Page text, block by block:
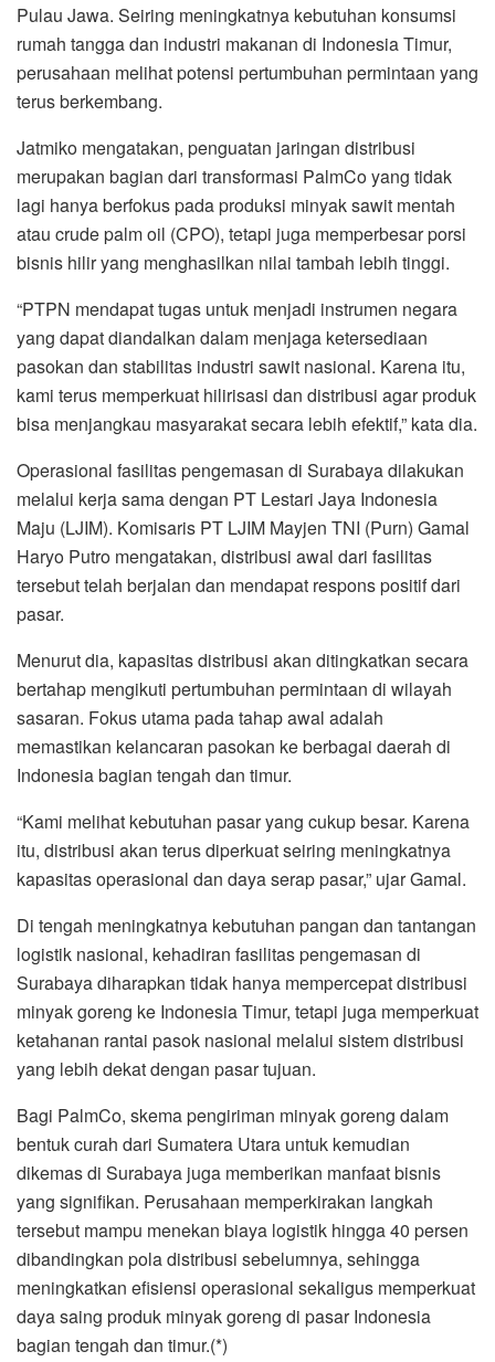
Pulau Jawa. Seiring meningkatnya kebutuhan konsumsi
rumah tangga dan industri makanan di Indonesia Timur,
perusahaan melihat potensi pertumbuhan permintaan yang
terus berkembang.
Jatmiko mengatakan, penguatan jaringan distribusi
merupakan bagian dari transformasi PalmCo yang tidak
lagi hanya berfokus pada produksi minyak sawit mentah
atau crude palm oil (CPO), tetapi juga memperbesar porsi
bisnis hilir yang menghasilkan nilai tambah lebih tinggi.
“PTPN mendapat tugas untuk menjadi instrumen negara
yang dapat diandalkan dalam menjaga ketersediaan
pasokan dan stabilitas industri sawit nasional. Karena itu,
kami terus memperkuat hilirisasi dan distribusi agar produk
bisa menjangkau masyarakat secara lebih efektif,” kata dia.
Operasional fasilitas pengemasan di Surabaya dilakukan
melalui kerja sama dengan PT Lestari Jaya Indonesia
Maju (LJIM). Komisaris PT LJIM Mayjen TNI (Purn) Gamal
Haryo Putro mengatakan, distribusi awal dari fasilitas
tersebut telah berjalan dan mendapat respons positif dari
pasar.
Menurut dia, kapasitas distribusi akan ditingkatkan secara
bertahap mengikuti pertumbuhan permintaan di wilayah
sasaran. Fokus utama pada tahap awal adalah
memastikan kelancaran pasokan ke berbagai daerah di
Indonesia bagian tengah dan timur.
“Kami melihat kebutuhan pasar yang cukup besar. Karena
itu, distribusi akan terus diperkuat seiring meningkatnya
kapasitas operasional dan daya serap pasar,” ujar Gamal.
Di tengah meningkatnya kebutuhan pangan dan tantangan
logistik nasional, kehadiran fasilitas pengemasan di
Surabaya diharapkan tidak hanya mempercepat distribusi
minyak goreng ke Indonesia Timur, tetapi juga memperkuat
ketahanan rantai pasok nasional melalui sistem distribusi
yang lebih dekat dengan pasar tujuan.
Bagi PalmCo, skema pengiriman minyak goreng dalam
bentuk curah dari Sumatera Utara untuk kemudian
dikemas di Surabaya juga memberikan manfaat bisnis
yang signifikan. Perusahaan memperkirakan langkah
tersebut mampu menekan biaya logistik hingga 40 persen
dibandingkan pola distribusi sebelumnya, sehingga
meningkatkan efisiensi operasional sekaligus memperkuat
daya saing produk minyak goreng di pasar Indonesia
bagian tengah dan timur.(*)